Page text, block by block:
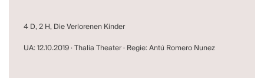
4 D, 2 H, Die Verlorenen Kinder
UA: 12.10.2019 · Thalia Theater · Regie: Antú Romero Nunez